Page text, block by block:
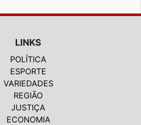
LINKS
POLÍTICA
ESPORTE
VARIEDADES
REGIÃO
JUSTIÇA
ECONOMIA